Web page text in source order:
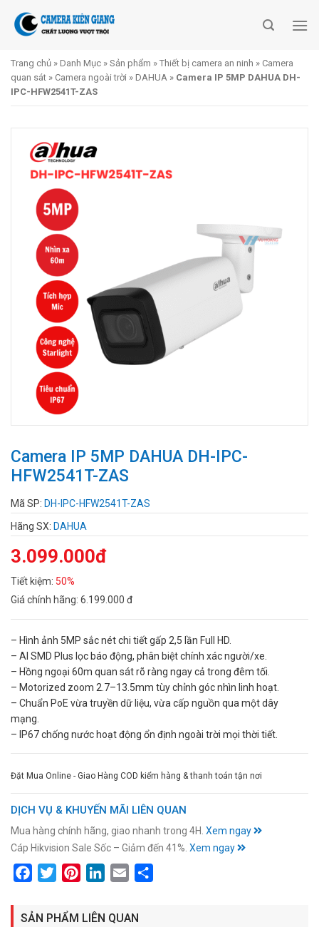
Trang chủ » Danh Mục » Sản phẩm » Thiết bị camera an ninh » Camera
quan sát » Camera ngoài trời » DAHUA » Camera IP 5MP DAHUA DH-
IPC-HFW2541T-ZAS
Camera IP 5MP DAHUA DH-IPC-
HFW2541T-ZAS
Mã SP: DH-IPC-HFW2541T-ZAS
Hãng SX: DAHUA
3.099.000đ
Tiết kiệm: 50%
Giá chính hãng: 6.199.000 đ
– Hình ảnh 5MP sắc nét chi tiết gấp 2,5 lần Full HD.
– AI SMD Plus lọc báo động, phân biệt chính xác người/xe.
– Hồng ngoại 60m quan sát rõ ràng ngay cả trong đêm tối.
– Motorized zoom 2.7–13.5mm tùy chỉnh góc nhìn linh hoạt.
– Chuẩn PoE vừa truyền dữ liệu, vừa cấp nguồn qua một dây
mạng.
– IP67 chống nước hoạt động ổn định ngoài trời mọi thời tiết.
Đặt Mua Online - Giao Hàng COD kiểm hàng & thanh toán tận nơi
DỊCH VỤ & KHUYẾN MÃI LIÊN QUAN
Mua hàng chính hãng, giao nhanh trong 4H. Xem ngay
Cáp Hikvision Sale Sốc – Giảm đến 41%. Xem ngay
FacebookTwitterPinterestLinkedIn
Email
SẢN PHẨM LIÊN QUAN